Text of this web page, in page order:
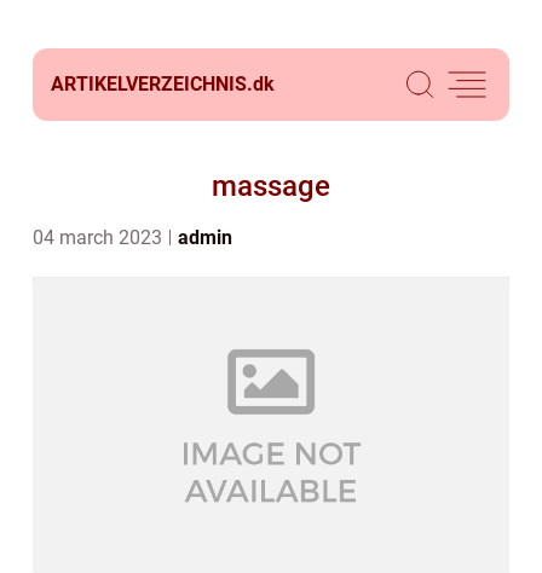
ARTIKELVERZEICHNIS.dk
massage
04 march 2023 admin